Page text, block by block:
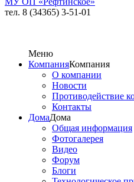
тел. 8 (34365) 3-51-01
Меню
КомпанияКомпания
О компании
Новости
Противодействие
Контакты
ДомаДома
Общая информация
Фотогалерея
Видео
Форум
Блоги